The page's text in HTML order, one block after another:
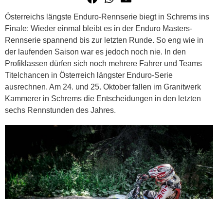
Österreichs längste Enduro-Rennserie biegt in Schrems ins
Finale: Wieder einmal bleibt es in der Enduro Masters-
Rennserie spannend bis zur letzten Runde. So eng wie in
der laufenden Saison war es jedoch noch nie. In den
Profiklassen dürfen sich noch mehrere Fahrer und Teams
Titelchancen in Österreich längster Enduro-Serie
ausrechnen. Am 24. und 25. Oktober fallen im Granitwerk
Kammerer in Schrems die Entscheidungen in den letzten
sechs Rennstunden des Jahres.